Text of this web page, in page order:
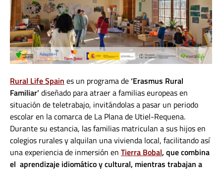
Rural Life Spain es un programa de‘Erasmus Rural
Familiar’diseñado para atraer a familias europeas en
situación de teletrabajo, invitándolas a pasar un periodo
escolar en la comarca de La Plana de Utiel-Requena.
Durante su estancia, las familias matriculan a sus hijos en
colegios rurales y alquilan una vivienda local, facilitando así
una experiencia de inmersión en Tierra Bobal, que combina
el aprendizaje idiomático y cultural, mientras trabajan a